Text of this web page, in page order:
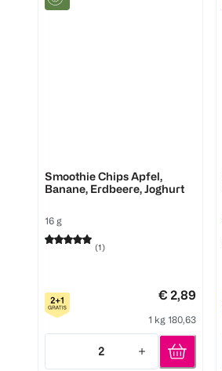
Smoothie Chips Apfel,
Banane, Erdbeere, Joghurt
16 g
(1)
€ 2,89
1 kg 180,63
2
Quantity: 2